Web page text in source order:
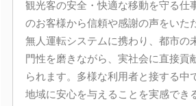
観光客の安全・快適な移動を守る仕
のお客様から信頼や感謝の声をいた
無人運転システムに携わり、都市の
門性を磨きながら、実社会に直接貢
られます。多様な利用者と接する中
地域に安心を与えることを実感でき